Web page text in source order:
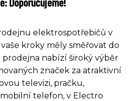
elektrospotřebičů v
kroky měly směřovat do
nabízí široký výběr
značek za atraktivní
televizi, pračku,
telefon, v Electro